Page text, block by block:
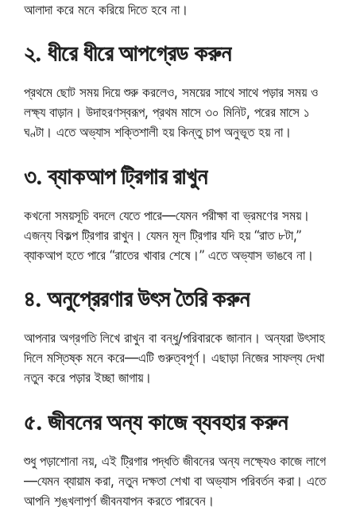
আলাদা করে মনে করিয়ে দিতে হবে না।
২. ধীরে ধীরে আপগ্রেড করুন
প্রথমে ছোট সময় দিয়ে শুরু করলেও, সময়ের সাথে সাথে পড়ার সময় ও
লক্ষ্য বাড়ান। উদাহরণস্বরূপ, প্রথম মাসে ৩০ মিনিট, পরের মাসে ১
ঘণ্টা। এতে অভ্যাস শক্তিশালী হয় কিন্তু চাপ অনুভূত হয় না।
৩. ব্যাকআপ ট্রিগার রাখুন
কখনো সময়সূচি বদলে যেতে পারে—যেমন পরীক্ষা বা ভ্রমণের সময়।
এজন্য বিকল্প ট্রিগার রাখুন। যেমন মূল ট্রিগার যদি হয় “রাত ৮টা,”
ব্যাকআপ হতে পারে “রাতের খাবার শেষে।” এতে অভ্যাস ভাঙবে না।
৪. অনুপ্রেরণার উৎস তৈরি করুন
আপনার অগ্রগতি লিখে রাখুন বা বন্ধু/পরিবারকে জানান। অন্যরা উৎসাহ
দিলে মস্তিষ্ক মনে করে—এটি গুরুত্বপূর্ণ। এছাড়া নিজের সাফল্য দেখা
নতুন করে পড়ার ইচ্ছা জাগায়।
৫. জীবনের অন্য কাজে ব্যবহার করুন
শুধু পড়াশোনা নয়, এই ট্রিগার পদ্ধতি জীবনের অন্য লক্ষ্যেও কাজে লাগে
—যেমন ব্যায়াম করা, নতুন দক্ষতা শেখা বা অভ্যাস পরিবর্তন করা। এতে
আপনি শৃঙ্খলাপূর্ণ জীবনযাপন করতে পারবেন।